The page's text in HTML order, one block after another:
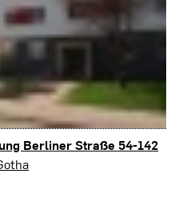
Berliner Straße 54-142